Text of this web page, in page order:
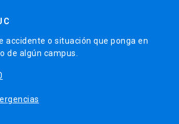
accidente o situación que ponga en
de algún campus.